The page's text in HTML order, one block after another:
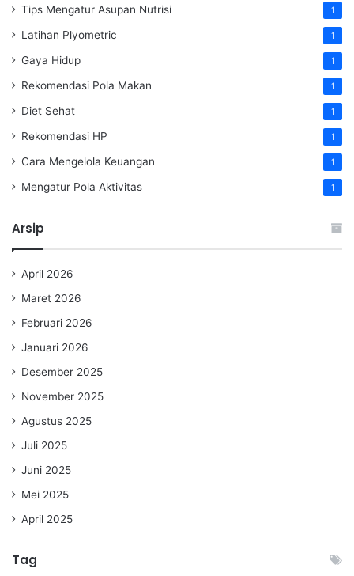
Tips Mengatur Asupan Nutrisi 1
Latihan Plyometric 1
Gaya Hidup 1
Rekomendasi Pola Makan 1
Diet Sehat 1
Rekomendasi HP 1
Cara Mengelola Keuangan 1
Mengatur Pola Aktivitas 1
Arsip
April 2026
Maret 2026
Februari 2026
Januari 2026
Desember 2025
November 2025
Agustus 2025
Juli 2025
Juni 2025
Mei 2025
April 2025
Tag